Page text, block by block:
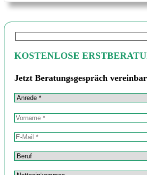
KOSTENLOSE
Jetzt Beratungsgespräch
Anrede
Bitte
lasse
Feld
Vorname
E-Mail-Adresse
Beruf
Nettoeinkommen